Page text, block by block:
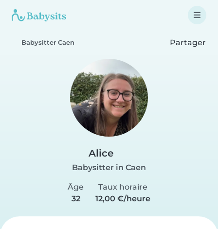
Babysitter Caen Partager
Alice
Babysitter in Caen
Âge
32
Taux horaire
12,00 €/heure